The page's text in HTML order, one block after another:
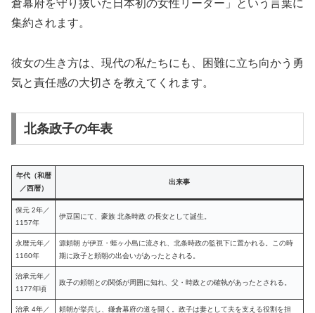
倉幕府を守り抜いた日本初の女性リーダー」という言葉に
集約されます。
彼女の生き方は、現代の私たちにも、困難に立ち向かう勇
気と責任感の大切さを教えてくれます。
北条政子の年表
年代（和暦
／西暦）
出来事
保元 2年／
1157年
伊豆国にて、豪族 北条時政 の長女として誕生。
永暦元年／
1160年
源頼朝 が伊豆・蛭ヶ小島に流され、北条時政の監視下に置かれる。この時
期に政子と頼朝の出会いがあったとされる。
治承元年／
1177年頃
政子の頼朝との関係が周囲に知れ、父・時政との確執があったとされる。
治承 4年／
頼朝が挙兵し、鎌倉幕府の道を開く。政子は妻として夫を支える役割を担